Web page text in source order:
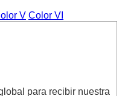
V Color VI
para recibir nuestra